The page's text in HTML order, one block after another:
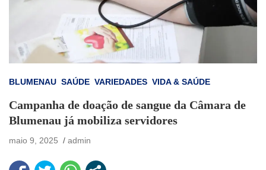
BLUMENAU SAÚDE VARIEDADES VIDA & SAÚDE
Campanha de doação de sangue da Câmara de
Blumenau já mobiliza servidores
maio 9, 2025 admin